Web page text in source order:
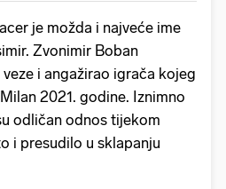
je možda i najveće ime
Zvonimir Boban
i angažirao igrača kojeg
2021. godine. Iznimno
odličan odnos tijekom
i presudilo u sklapanju